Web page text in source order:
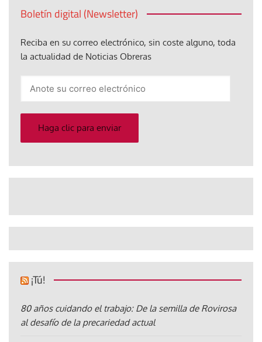
Boletín digital (Newsletter)
Reciba en su correo electrónico, sin coste alguno, toda
la actualidad de Noticias Obreras
electrónico
Haga clic para enviar
¡Tú!
80 años cuidando el trabajo: De la semilla de Rovirosa
al desafío de la precariedad actual